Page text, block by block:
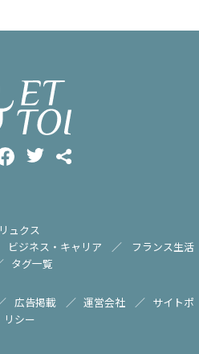
リュクス
ビジネス・キャリア
フランス生活
タグ一覧
広告掲載 運営会社
サイトポ
リシー